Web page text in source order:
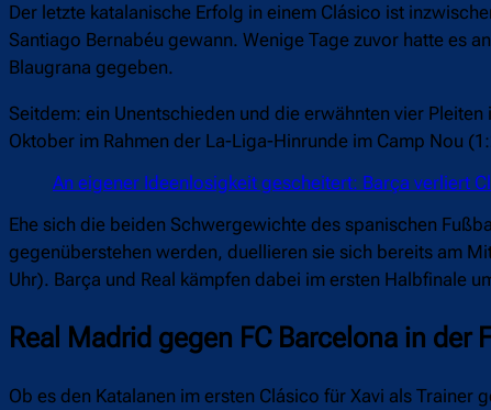
Der letzte katalanische Erfolg in einem Clásico ist
Santiago Bernabéu gewann. Wenige Tage zuvor hatte es
Blaugrana gegeben.
Seitdem: ein Unentschieden und die erwähnten vier
Oktober im Rahmen der La-Liga-Hinrunde im Camp Nou
An eigener Ideenlosigkeit gescheitert: Barça verliert
Ehe sich die beiden Schwergewichte des spanischen
gegenüberstehen werden, duellieren sie sich bereits am
Uhr). Barça und Real kämpfen dabei im ersten Halbfinale
Real Madrid gegen FC Barcelona in der
Ob es den Katalanen im ersten Clásico für Xavi als